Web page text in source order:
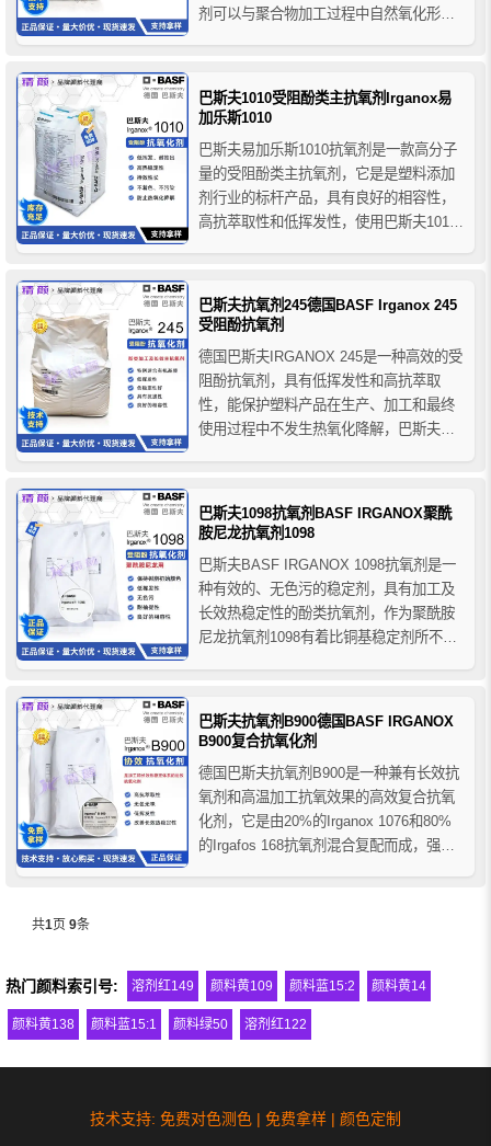
剂可以与聚合物加工过程中自然氧化形成
性能。
巴斯夫1010受阻酚类主抗氧剂Irganox易
加乐斯1010
巴斯夫易加乐斯1010抗氧剂是一款高分子
量的受阻酚类主抗氧剂，它是是塑料添加
剂行业的标杆产品，具有良好的相容性，
高抗萃取性和低挥发性，使用巴斯夫1010
的降解或凝胶提供了良好的解决方案。广
泛应用于通用塑料、工程塑料、合成橡
巴斯夫抗氧剂245德国BASF Irganox 245
受阻酚抗氧剂
德国巴斯夫IRGANOX 245是一种高效的受
阻酚抗氧剂，具有低挥发性和高抗萃取
性，能保护塑料产品在生产、加工和最终
使用过程中不发生热氧化降解，巴斯夫抗
能有效防止这些物质的热氧化降解。
巴斯夫1098抗氧剂BASF IRGANOX聚酰
胺尼龙抗氧剂1098
巴斯夫BASF IRGANOX 1098抗氧剂是一
种有效的、无色污的稳定剂，具有加工及
长效热稳定性的酚类抗氧剂，作为聚酰胺
尼龙抗氧剂1098有着比铜基稳定剂所不可
它基料有着优良的相容性，在对树脂提供
优良的加工性和长效热稳定性的同时，良
巴斯夫抗氧剂B900德国BASF IRGANOX
B900复合抗氧化剂
德国巴斯夫抗氧剂B900是一种兼有长效抗
氧剂和高温加工抗氧效果的高效复合抗氧
化剂，它是由20%的Irganox 1076和80%
的Irgafos 168抗氧剂混合复配而成，强调
共1页 9条
热门颜料索引号: 溶剂红149 颜料黄109 颜料蓝15:2 颜料黄14
颜料黄138 颜料蓝15:1 颜料绿50 溶剂红122
技术支持: 免费对色测色 | 免费拿样 | 颜色定制